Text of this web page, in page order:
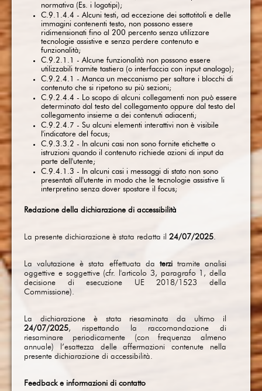
normativa (Es. i logotipi);
C.9.1.4.4 - Alcuni testi, ad eccezione dei sottotitoli e delle
immagini contenenti testo, non possono essere
ridimensionati fino al 200 percento senza utilizzare
tecnologie assistive e senza perdere contenuto e
funzionalità;
C.9.2.1.1 - Alcune funzionalità non possono essere
utilizzabili tramite tastiera (o interfaccia con input analogo);
C.9.2.4.1 - Manca un meccanismo per saltare i blocchi di
contenuto che si ripetono su più sezioni;
C.9.2.4.4 - Lo scopo di alcuni collegamenti non può essere
determinato dal testo del collegamento oppure dal testo del
collegamento insieme a dei contenuti adiacenti;
C.9.2.4.7 - Su alcuni elementi interattivi non è visibile
l'indicatore del focus;
C.9.3.3.2 - In alcuni casi non sono fornite etichette o
istruzioni quando il contenuto richiede azioni di input da
parte dell'utente;
C.9.4.1.3 - In alcuni casi i messaggi di stato non sono
presentati all'utente in modo che le tecnologie assistive li
interpretino senza dover spostare il focus;
Redazione della dichiarazione di accessibilità
La presente dichiarazione è stata redatta il 24/07/2025.
La valutazione è stata effettuata da terzitramite analisi
oggettive e soggettive (cfr. l'articolo 3, paragrafo 1, della
decisione di esecuzione UE 2018/1523 della
Commissione).
La dichiarazione è stata riesaminata da ultimo il
24/07/2025, rispettando la raccomandazione di
riesaminare periodicamente (con frequenza almeno
annuale) l’esattezza delle affermazioni contenute nella
presente dichiarazione di accessibilità.
Feedback e informazioni di contatto